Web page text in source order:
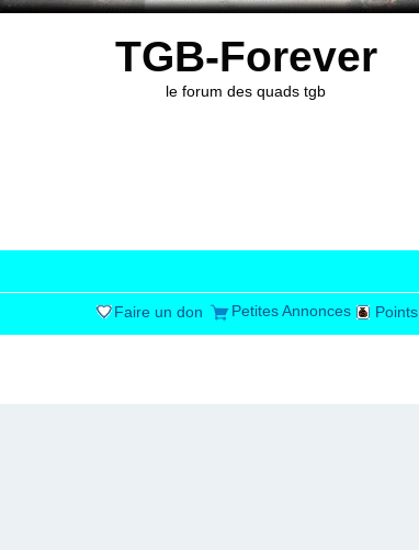
TGB-Forever
le forum des quads tgb
Faire un don Petites Annonces Points